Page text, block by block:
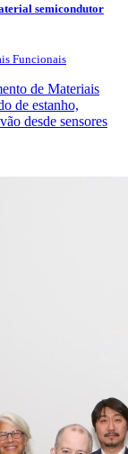
semicondutor
Funcionais
de Materiais
de estanho,
desde sensores